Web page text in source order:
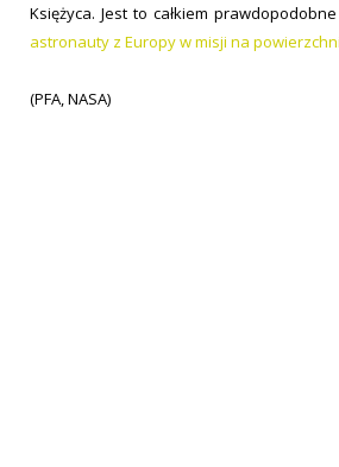
Księżyca. Jest to całkiem
astronauty z Europy w misji na
(PFA, NASA)